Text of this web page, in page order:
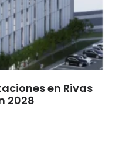
en Rivas
2028